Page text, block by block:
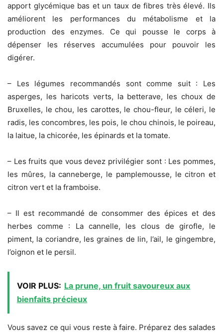
apport glycémique bas et un taux de fibres très élevé. Ils
améliorent les performances du métabolisme et la
production des enzymes. Ce qui pousse le corps à
dépenser les réserves accumulées pour pouvoir les
digérer.
– Les légumes recommandés sont comme suit : Les
asperges, les haricots verts, la betterave, les choux de
Bruxelles, le chou, les carottes, le chou-fleur, le céleri, le
radis, les concombres, les pois, le chou chinois, le poireau,
la laitue, la chicorée, les épinards et la tomate.
– Les fruits que vous devez privilégier sont : Les pommes,
les mûres, la canneberge, le pamplemousse, le citron et
citron vert et la framboise.
– Il est recommandé de consommer des épices et des
herbes comme : La cannelle, les clous de girofle, le
piment, la coriandre, les graines de lin, l’ail, le gingembre,
l’oignon et le persil.
VOIR PLUS: La prune, un fruit savoureux aux
bienfaits précieux
Vous savez ce qui vous reste à faire. Préparez des salades